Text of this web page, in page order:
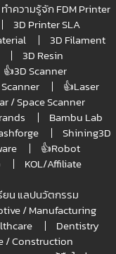
ทำความรู้จัก FDM Printer
3D Printer SLA
3D Filament
3D Resin
👍3D Scanner
👍Laser
/ Space Scanner
Bambu Lab
Shining3D
👍Robot
KOL/Affiliate
ยน แลปนวัตกรรม
/ Manufacturing
Dentistry
/ Construction